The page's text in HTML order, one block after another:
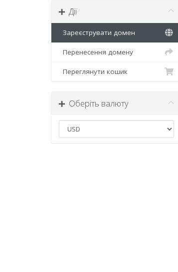
Дії
Зареєструвати домен
Перенесення домену
Переглянути кошик
Оберіть валюту